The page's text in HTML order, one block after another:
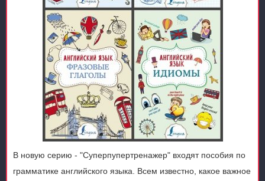
В новую серию - "Суперпупертренажер" входят пособия по
грамматике английского языка. Всем известно, какое важное